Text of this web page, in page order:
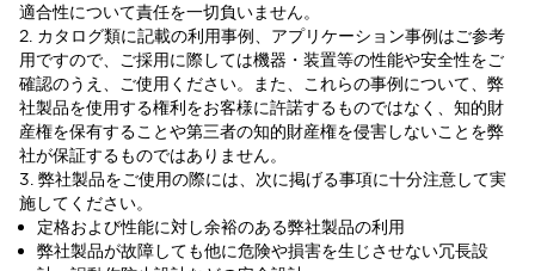
適合性について責任を一切負いません。
2. カタログ類に記載の利用事例、アプリケーション事例はご参考
用ですので、ご採用に際しては機器・装置等の性能や安全性をご
確認のうえ、ご使用ください。また、これらの事例について、弊
社製品を使用する権利をお客様に許諾するものではなく、知的財
産権を保有することや第三者の知的財産権を侵害しないことを弊
社が保証するものではありません。
3. 弊社製品をご使用の際には、次に掲げる事項に十分注意して実
施してください。
定格および性能に対し余裕のある弊社製品の利用
弊社製品が故障しても他に危険や損害を生じさせない冗長設